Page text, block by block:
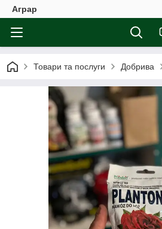
Аграр
Товари та послуги Добрива